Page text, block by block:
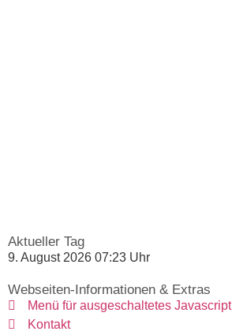
Aktueller Tag
9. August 2026 07:23 Uhr
Webseiten-Informationen & Extras
Menü für ausgeschaltetes Javascript
Kontakt